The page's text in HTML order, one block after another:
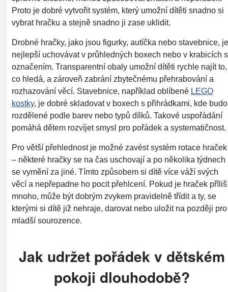
Proto je dobré vytvořit systém, který umožní dítěti snadno si
vybrat hračku a stejně snadno ji zase uklidit.
Drobné hračky, jako jsou figurky, autíčka nebo stavebnice, je
nejlepší uchovávat v průhledných boxech nebo v krabicích s
označením. Transparentní obaly umožní dítěti rychle najít to,
co hledá, a zároveň zabrání zbytečnému přehrabování a
rozhazování věcí. Stavebnice, například oblíbené LEGO
kostky, je dobré skladovat v boxech s přihrádkami, kde
rozdělené podle barev nebo typů dílků. Takové uspořádání
pomáhá dětem rozvíjet smysl pro pořádek a systematičnost.
Pro větší přehlednost je možné zavést systém rotace hraček
– některé hračky se na čas uschovají a po několika týdnech
se vymění za jiné. Tímto způsobem si dítě více váží svých
věcí a nepřepadne ho pocit přehlcení. Pokud je hraček příliš
mnoho, může být dobrým zvykem pravidelně třídit a ty, se
kterými si dítě již nehraje, darovat nebo uložit na později pro
mladší sourozence.
Jak udržet pořádek v dětském
pokoji dlouhodobě?